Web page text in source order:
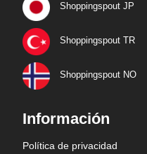
Shoppingspout JP
Shoppingspout TR
Shoppingspout NO
Información
Política de privacidad